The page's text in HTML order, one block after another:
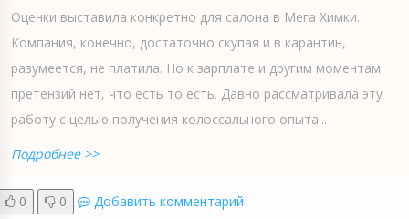
Оценки выставила конкретно для салона в Мега Химки.
Компания, конечно, достаточно скупая и в карантин,
разумеется, не платила. Но к зарплате и другим моментам
претензий нет, что есть то есть. Давно рассматривала эту
работу с целью получения колоссального опыта...
Подробнее >>
0 0 Добавить комментарий